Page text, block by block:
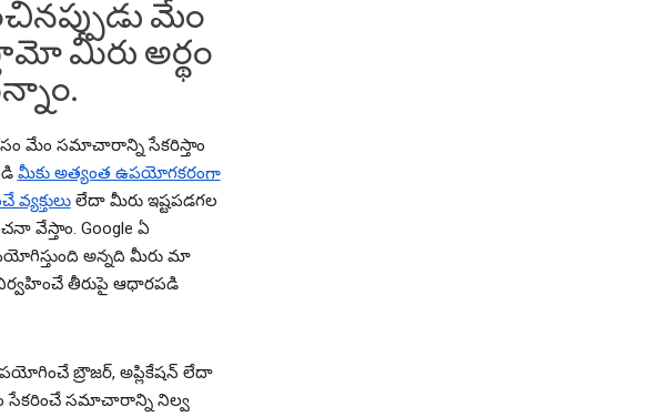
మేం
మీరు అర్థం
మేం సమాచారాన్ని సేకరిస్తాం
మీకు అత్యంత ఉపయోగకరంగా
వ్యక్తులులేదా మీరు ఇష్టపడగల
వేస్తాం. Google ఏ
అన్నది మీరు మా
తీరుపై ఆధారపడి
బ్రౌజర్, అప్లికేషన్ లేదా
సేకరించే సమాచారాన్ని నిల్వ